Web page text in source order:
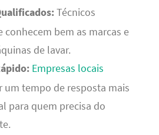
Técnicos
conhecem bem as marcas e
de lavar.
Empresas locais
um tempo de resposta mais
para quem precisa do